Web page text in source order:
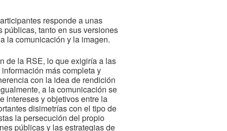
responde a unas
tanto en sus versiones
la comunicación y la imagen.
de la RSE, lo que exigiría a las
más completa y
con la idea de rendición
a la comunicación se
intereses y objetivos entre la
disimetrías con el tipo de
la persecución del propio
públicas y las estrategias de